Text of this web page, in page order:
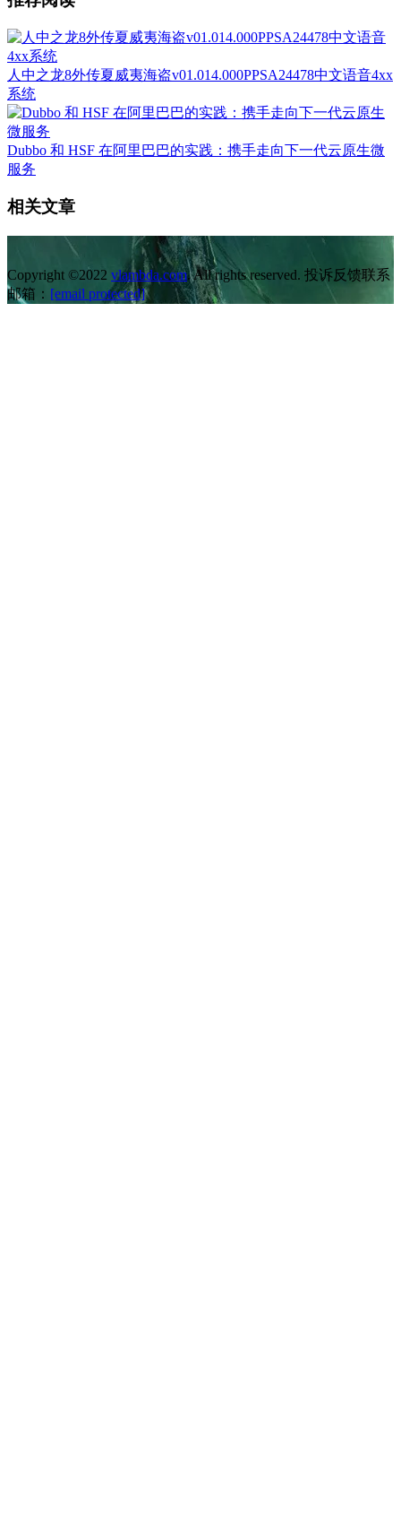
人中之龙8外传夏威夷海盗v01.014.000PPSA24478中文语音4xx
系统
Dubbo 和 HSF 在阿里巴巴的实践：携手走向下一代云原生微
服务
相关文章
Copyright ©2022 vlambda.com. All rights reserved. 投诉反馈联系
邮箱： [email protected]